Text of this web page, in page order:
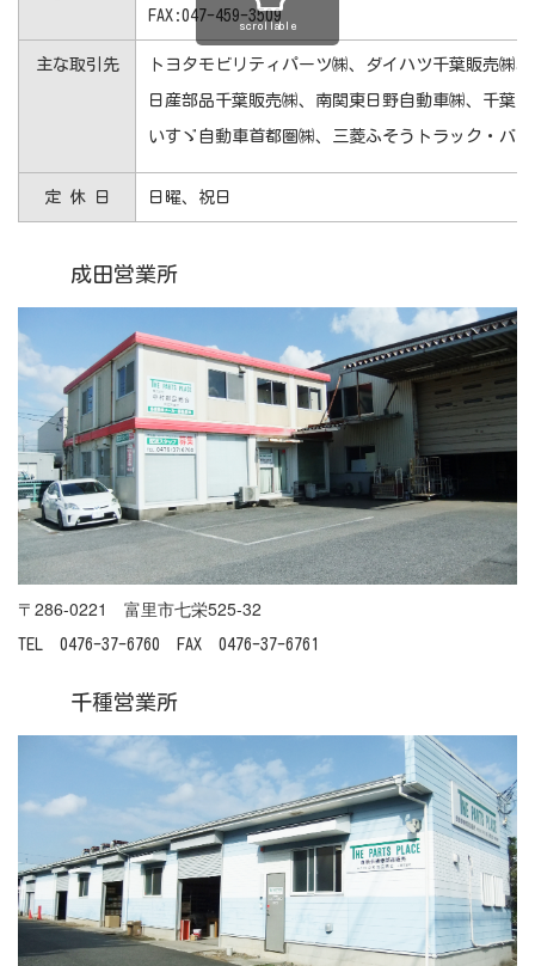
FAX:047-459-3509
主な取引先 トヨタモビリティパーツ㈱、ダイハツ千葉販売㈱
日産部品千葉販売㈱、南関東日野自動車㈱、千葉
いすゞ自動車首都圏㈱、三菱ふそうトラック・バ
定 休 日 日曜、祝日
scrollable
成田営業所
〒286-0221 富里市七栄525-32
TEL 0476-37-6760 FAX 0476-37-6761
千種営業所